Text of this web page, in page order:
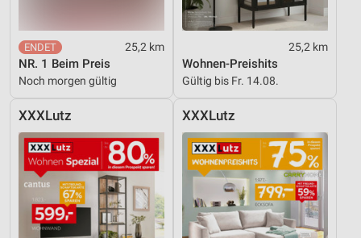
25,2 km
NR. 1 Beim Preis
Noch morgen gültig
25,2 km
Wohnen-Preishits
Gültig bis Fr. 14.08.
XXXLutz XXXLutz